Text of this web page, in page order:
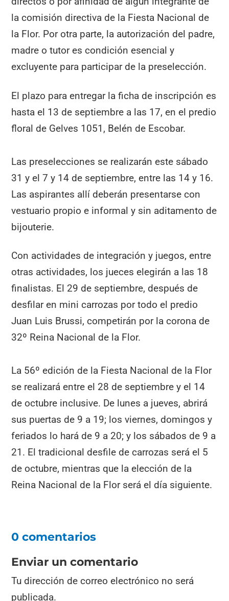
la comisión directiva de la Fiesta Nacional de
la Flor. Por otra parte, la autorización del padre,
madre o tutor es condición esencial y
excluyente para participar de la preselección.
El plazo para entregar la ficha de inscripción es
hasta el 13 de septiembre a las 17, en el predio
floral de Gelves 1051, Belén de Escobar.
Las preselecciones se realizarán este sábado
31 y el 7 y 14 de septiembre, entre las 14 y 16.
Las aspirantes allí deberán presentarse con
vestuario propio e informal y sin aditamento de
bijouterie.
Con actividades de integración y juegos, entre
otras actividades, los jueces elegirán a las 18
finalistas. El 29 de septiembre, después de
desfilar en mini carrozas por todo el predio
Juan Luis Brussi, competirán por la corona de
32º Reina Nacional de la Flor.
La 56º edición de la Fiesta Nacional de la Flor
se realizará entre el 28 de septiembre y el 14
de octubre inclusive. De lunes a jueves, abrirá
sus puertas de 9 a 19; los viernes, domingos y
feriados lo hará de 9 a 20; y los sábados de 9 a
21. El tradicional desfile de carrozas será el 5
de octubre, mientras que la elección de la
Reina Nacional de la Flor será el día siguiente.
0 comentarios
Enviar un comentario
Tu dirección de correo electrónico no será
publicada.